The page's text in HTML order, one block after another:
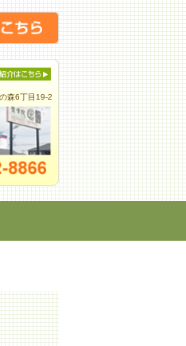
森6丁目19-2